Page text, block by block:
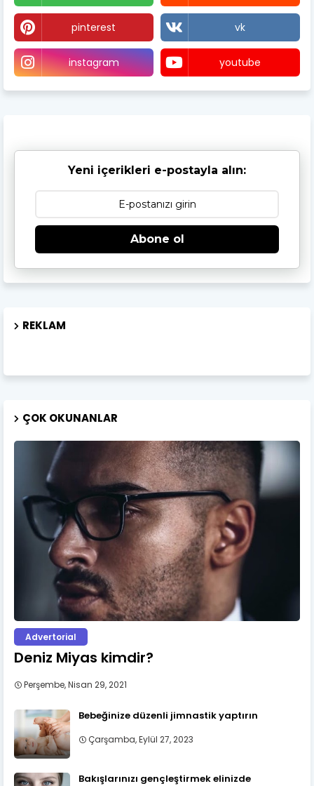
pinterest vk
instagram youtube
Yeni içerikleri e-postayla alın:
Abone ol
REKLAM
ÇOK OKUNANLAR
Advertorial
Deniz Miyas kimdir?
Perşembe, Nisan 29, 2021
Bebeğinize düzenli jimnastik yaptırın
Çarşamba, Eylül 27, 2023
Bakışlarınızı gençleştirmek elinizde